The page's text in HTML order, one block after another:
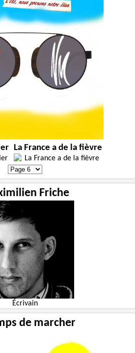
La France a de la fièvre
Friche
Écrivain
de marcher